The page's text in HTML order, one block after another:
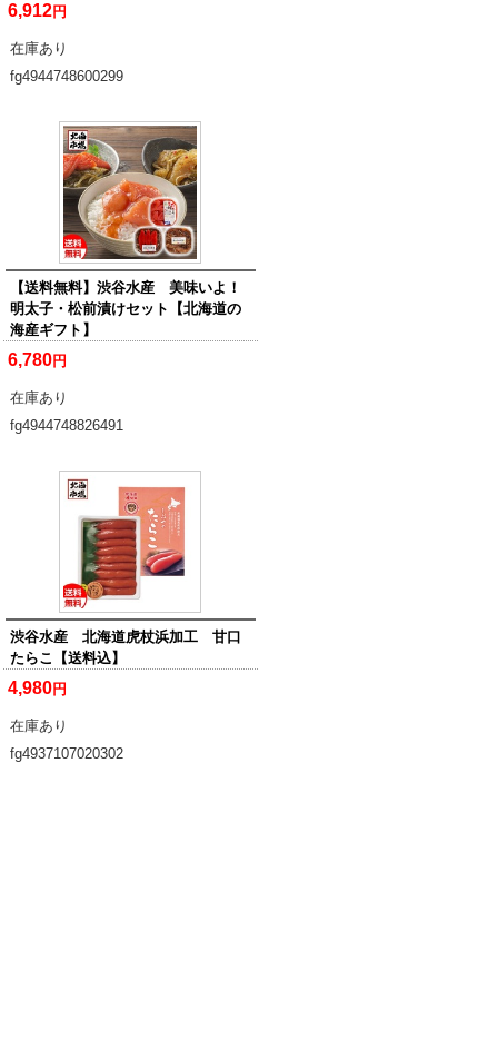
6,912円
在庫あり
fg4944748600299
【送料無料】渋谷水産 美味いよ！
明太子・松前漬けセット【北海道の
海産ギフト】
6,780円
在庫あり
fg4944748826491
渋谷水産 北海道虎杖浜加工 甘口
たらこ【送料込】
4,980円
在庫あり
fg4937107020302